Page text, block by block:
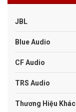
JBL
Blue Audio
CF Audio
TRS Audio
Thương Hiệu Khác